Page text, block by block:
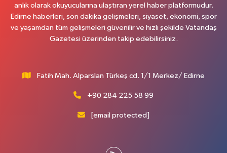
anlık olarak okuyucularına ulaştıran yerel haber platformudur.
Edirne haberleri, son dakika gelişmeleri, siyaset, ekonomi, spor
ve yaşamdan tüm gelişmeleri güvenilir ve hızlı şekilde Vatandaş
Gazetesi üzerinden takip edebilirsiniz.
Fatih Mah. Alparslan Türkeş cd. 1/1 Merkez/ Edirne
+90 284 225 58 99
[email protected]